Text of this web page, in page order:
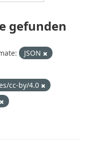
gefunden
JSON
cc-by/4.0